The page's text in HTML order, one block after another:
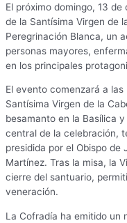
El próximo domingo, 13
de la Santísima Virgen de
Peregrinación Blanca, un
personas mayores,
en los principales
El evento comenzará a
Santísima Virgen de la
besamanto en la Basílica
central de la celebración,
presidida por el Obispo de
Martínez. Tras la misa, la
cierre del santuario,
veneración.
La Cofradía ha emitido un